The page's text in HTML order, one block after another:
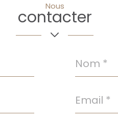
Nous
contacter
Nom
*
Email
*